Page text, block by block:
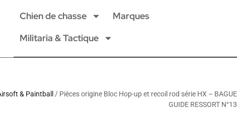
Chien de chasse
Marques
Militaria & Tactique
& Paintball
/ Pièces origine Bloc Hop-up et recoil rod série HX – BAGUE
GUIDE RESSORT N°13